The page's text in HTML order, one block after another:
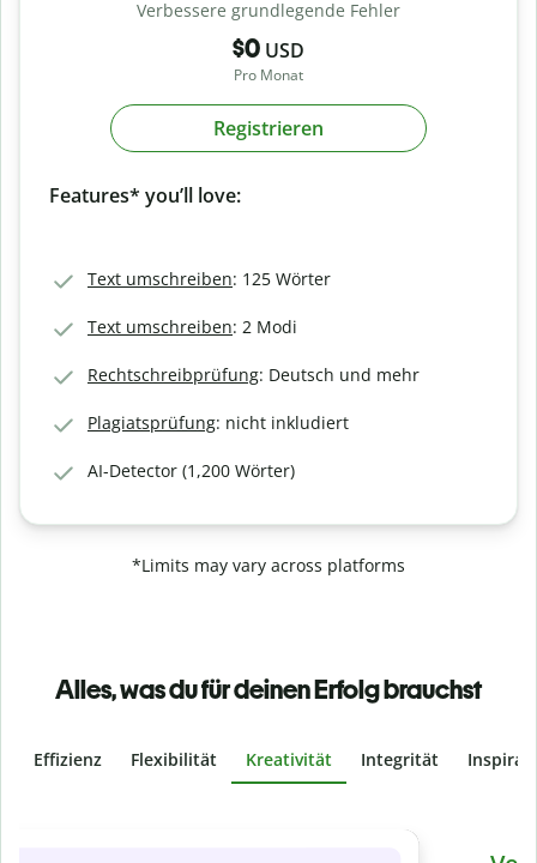
Verbessere grundlegende Fehler
$0 USD
Pro Monat
Registrieren
Features* you’ll love:
Text umschreiben: 125 Wörter
Text umschreiben: 2 Modi
Rechtschreibprüfung: Deutsch und mehr
Plagiatsprüfung: nicht inkludiert
AI-Detector (1,200 Wörter)
*Limits may vary across platforms
Alles, was du für deinen Erfolg brauchst
Effizienz Flexibilität Kreativität Integrität